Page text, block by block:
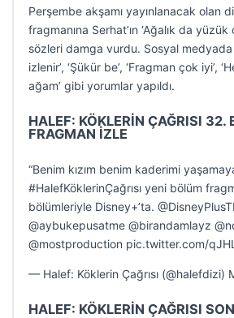
Perşembe akşamı yayınlanacak olan
fragmanına Serhat’ın ‘Ağalık da yüzük
sözleri damga vurdu. Sosyal medyada
izlenir’, ‘Şükür be’, ‘Fragman çok iyi’,
ağam’ gibi yorumlar yapıldı.
HALEF: KÖKLERİN ÇAĞRISI 32.
FRAGMAN İZLE
“Benim kızım benim kaderimi
#HalefKöklerinÇağrısı yeni bölüm
bölümleriyle Disney+’ta.
@aybukepusatme @birandamlayz
@mostproduction pic.twitter.com/
— Halef: Köklerin Çağrısı (@halefdizi)
HALEF: KÖKLERİN ÇAĞRISI